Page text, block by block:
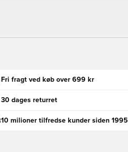
Fri fragt ved køb over 699 kr
30 dages returret
10 milioner tilfredse kunder siden 1995